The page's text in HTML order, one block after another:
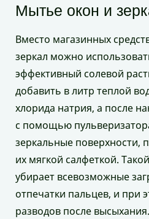
Мытье окон и
Вместо магазинных
зеркал можно
эффективный солевой
добавить в литр теплой
хлорида натрия, а после
с помощью
зеркальные поверхности,
их мягкой салфеткой.
убирает всевозможные
отпечатки пальцев, и при
разводов после высыхания.